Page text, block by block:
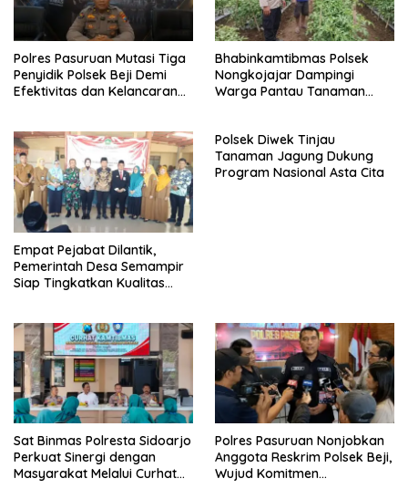
Polres Pasuruan Mutasi Tiga
Penyidik Polsek Beji Demi
Efektivitas dan Kelancaran
Bhabinkamtibmas Polsek
Nongkojajar Dampingi
Warga Pantau Tanaman
Empat Pejabat Dilantik,
Pemerintah Desa Semampir
Siap Tingkatkan Kualitas
Polsek Diwek Tinjau
Tanaman Jagung Dukung
Program Nasional Asta Cita
Sat Binmas Polresta Sidoarjo
Perkuat Sinergi dengan
Masyarakat Melalui Curhat
Polres Pasuruan Nonjobkan
Anggota Reskrim Polsek Beji,
Wujud Komitmen